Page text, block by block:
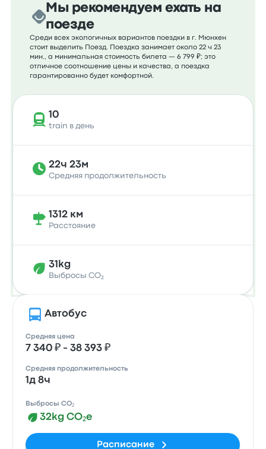
Мы рекомендуем ехать на
поезде
Среди всех экологичных вариантов поездки в г. Мюнхен
стоит выделить Поезд. Поездка занимает около 22 ч 23
мин., а минимальная стоимость билета — 6 799 ₽; это
отличное соотношение цены и качества, а поездка
гарантированно будет комфортной.
10
train в день
22ч 23м
Средняя продолжительность
1312 км
Расстояние
31kg
Выбросы CO₂
Автобус
Средняя цена
7 340 ₽ - 38 393 ₽
Средняя продолжительность
1д 8ч
Выбросы CO₂
32kg CO₂e
Расписание